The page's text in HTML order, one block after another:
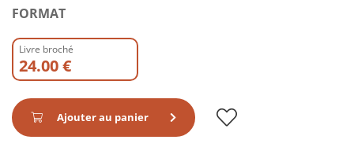
FORMAT
Livre broché
24.00 €
Ajouter au panier